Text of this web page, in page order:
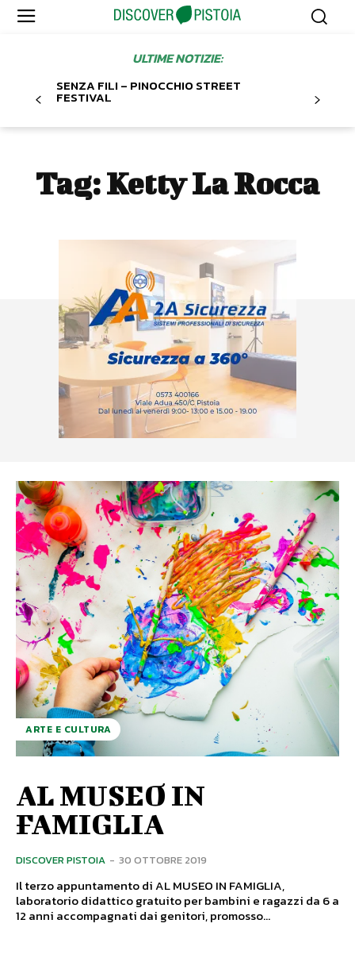
ULTIME NOTIZIE:
SENZA FILI – PINOCCHIO STREET
FESTIVAL
Tag:Ketty La Rocca
ARTE E CULTURA
AL MUSEO IN
FAMIGLIA
DISCOVER PISTOIA - 30 OTTOBRE 2019
Il terzo appuntamento di AL MUSEO IN FAMIGLIA,
laboratorio didattico gratuito per bambini e ragazzi da 6 a
12 anni accompagnati dai genitori, promosso...